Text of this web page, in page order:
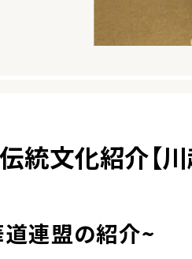
統文化紹介【川
連盟の紹介~